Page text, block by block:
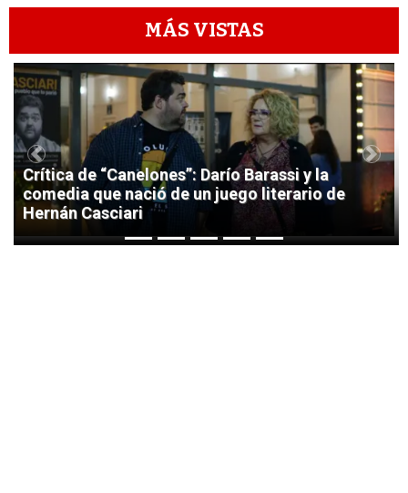
MÁS VISTAS
1
Crítica de “Canelones”: Darío Barassi y la
comedia que nació de un juego literario de
Hernán Casciari
Previous Next